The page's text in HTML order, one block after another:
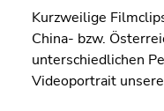
Kurzweilige
China- bzw.
unterschiedlichen
Videoportrait